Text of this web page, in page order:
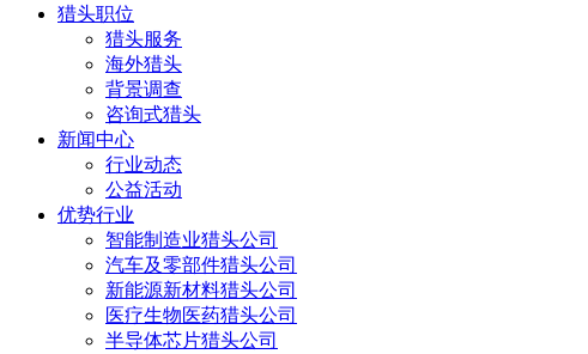
猎头职位
猎头服务
海外猎头
背景调查
咨询式猎头
新闻中心
行业动态
公益活动
优势行业
智能制造业猎头公司
汽车及零部件猎头公司
新能源新材料猎头公司
医疗生物医药猎头公司
半导体芯片猎头公司